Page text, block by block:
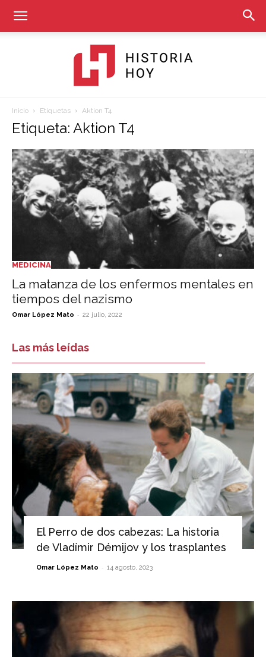
Hoy
Inicio Etiquetas Aktion T4
Etiqueta: Aktion T4
MEDICINA
La matanza de los enfermos mentales en
tiempos del nazismo
Omar López Mato - 22 julio, 2022
Las más leídas
El Perro de dos cabezas: La historia
de Vladímir Démijov y los trasplantes
Omar López Mato - 14 agosto, 2023